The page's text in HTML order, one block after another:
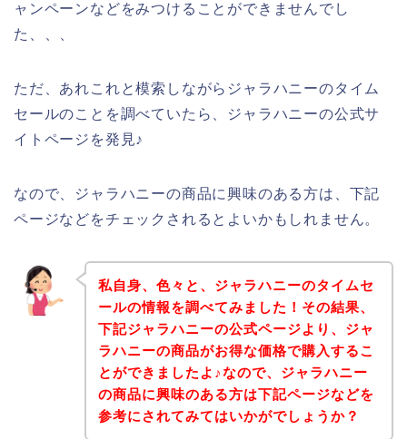
ャンペーンなどをみつけることができませんでし
た、、、
ただ、あれこれと模索しながらジャラハニーのタイム
セールのことを調べていたら、ジャラハニーの公式サ
イトページを発見♪
なので、ジャラハニーの商品に興味のある方は、下記
ページなどをチェックされるとよいかもしれません。
私自身、色々と、ジャラハニーのタイムセ
ールの情報を調べてみました！その結果、
下記ジャラハニーの公式ページより、ジャ
ラハニーの商品がお得な価格で購入するこ
とができましたよ♪なので、ジャラハニー
の商品に興味のある方は下記ページなどを
参考にされてみてはいかがでしょうか？